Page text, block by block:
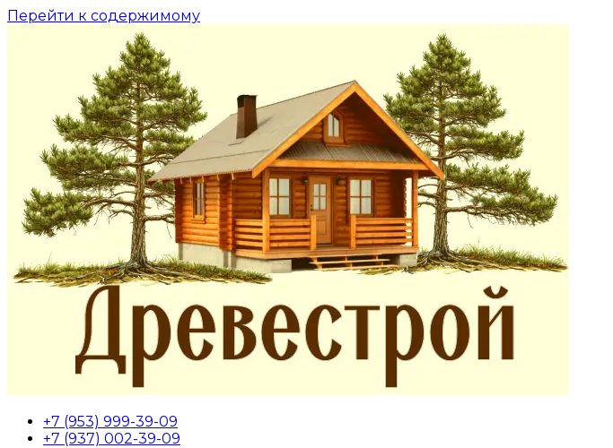
Перейти к содержимому
+7 (953) 999-39-09
+7 (937) 002-39-09